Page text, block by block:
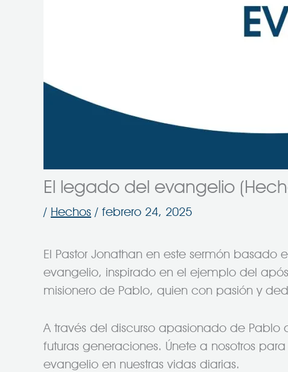
El legado del evangelio
/ Hechos / febrero 24, 2025
El Pastor Jonathan en este sermón
evangelio, inspirado en el ejemplo del
misionero de Pablo, quien con pasión y
A través del discurso apasionado de Pablo
futuras generaciones. Únete a nosotros
evangelio en nuestras vidas diarias.